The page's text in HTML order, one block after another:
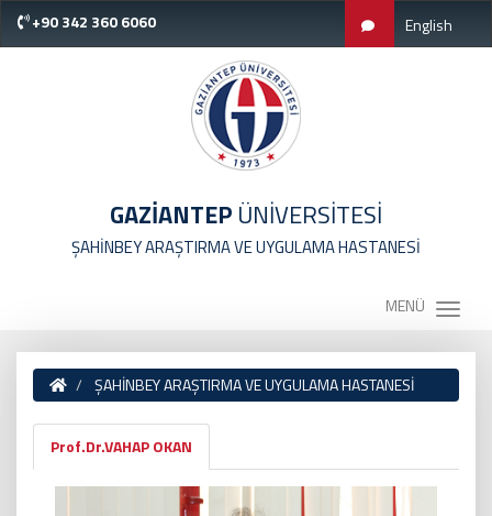
+90 342 360 6060 English
GAZİANTEP ÜNİVERSİTESİ
ŞAHİNBEY ARAŞTIRMA VE UYGULAMA HASTANESİ
MENÜ
ŞAHİNBEY ARAŞTIRMA VE UYGULAMA HASTANESİ
Prof.Dr.VAHAP OKAN